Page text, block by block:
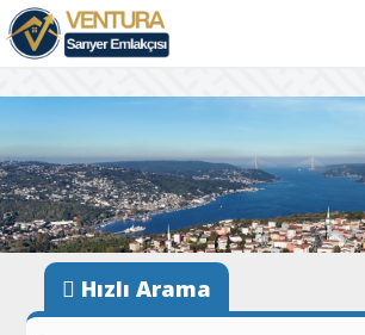
Hızlı Arama